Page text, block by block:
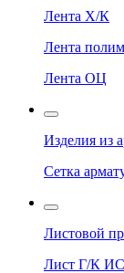
Лента Х/К
Лента
Лента ОЦ
Изделия из
Сетка
Листовой
Лист Г/К